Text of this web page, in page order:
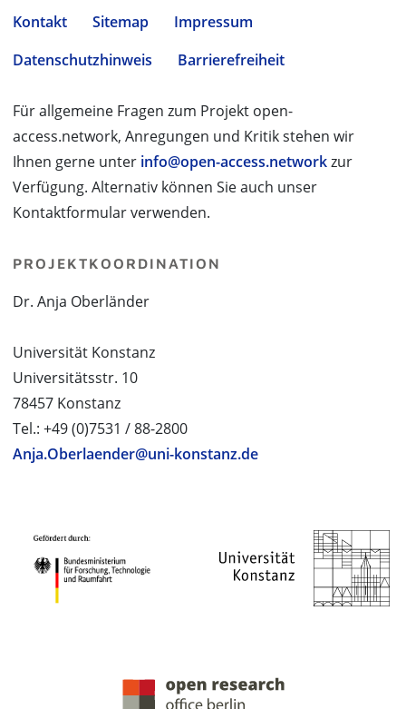
Kontakt Sitemap
Impressum
Datenschutzhinweis
Barrierefreiheit
Für allgemeine Fragen zum Projekt open-
access.network, Anregungen und Kritik stehen wir
Ihnen gerne unter info@open-access.networkzur
Verfügung. Alternativ können Sie auch unser
Kontaktformular verwenden.
PROJEKTKOORDINATION
Dr. Anja Oberländer
Universität Konstanz
Universitätsstr. 10
78457 Konstanz
Tel.: +49 (0)7531 / 88-2800
Anja.Oberlaender@uni-konstanz.de